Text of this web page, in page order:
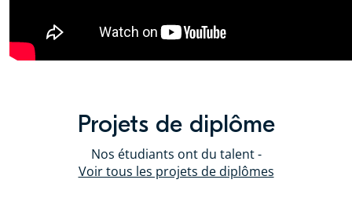
Projets de diplôme
Nos étudiants ont du talent -
Voir tous les projets de diplômes